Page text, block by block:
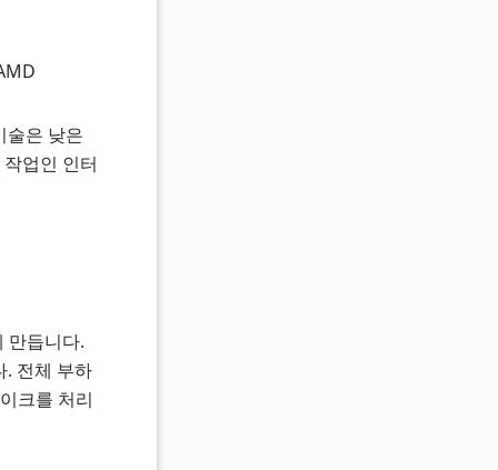
술은 낮은
업인 인터
만듭니다.
. 전체 부하
크를 처리